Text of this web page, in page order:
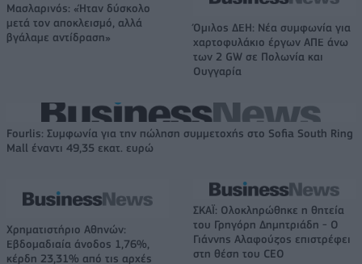
Μασλαρινός: «Ήταν δύσκολο
μετά τον αποκλεισμό, αλλά
βγάλαμε αντίδραση»
Όμιλος ΔΕΗ: Νέα συμφωνία για
χαρτοφυλάκιο έργων ΑΠΕ άνω
των 2 GW σε Πολωνία και
Ουγγαρία
Fourlis: Συμφωνία για την πώληση συμμετοχής στο Sofia South Ring
Mall έναντι 49,35 εκατ. ευρώ
Χρηματιστήριο Αθηνών:
Εβδομαδιαία άνοδος 1,76%,
κέρδη 23,31% από τις αρχές
ΣΚΑΪ: Ολοκληρώθηκε η θητεία
του Γρηγόρη Δημητριάδη - Ο
Γιάννης Αλαφούζος επιστρέφει
στη θέση του CEO